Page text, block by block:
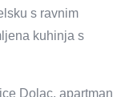
s ravnim
kuhinja s
Dolac, apartman